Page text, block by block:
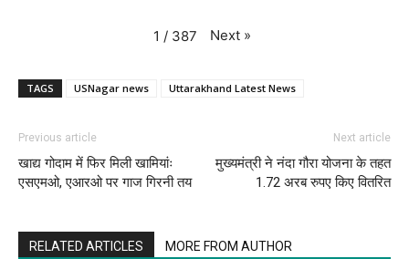
1 / 387 Next »
TAGS USNagar news Uttarakhand Latest News
Previous article
खाद्य गोदाम में फिर मिली खामियांः
एसएमओ, एआरओ पर गाज गिरनी तय
Next article
मुख्यमंत्री ने नंदा गौरा योजना के तहत
1.72 अरब रुपए किए वितरित
RELATED ARTICLES MORE FROM AUTHOR